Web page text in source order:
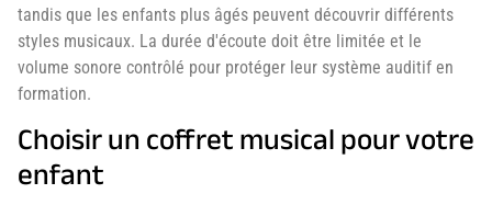
tandis que les enfants plus âgés peuvent découvrir différents
styles musicaux. La durée d'écoute doit être limitée et le
volume sonore contrôlé pour protéger leur système auditif en
formation.
Choisir un coffret musical pour votre
enfant